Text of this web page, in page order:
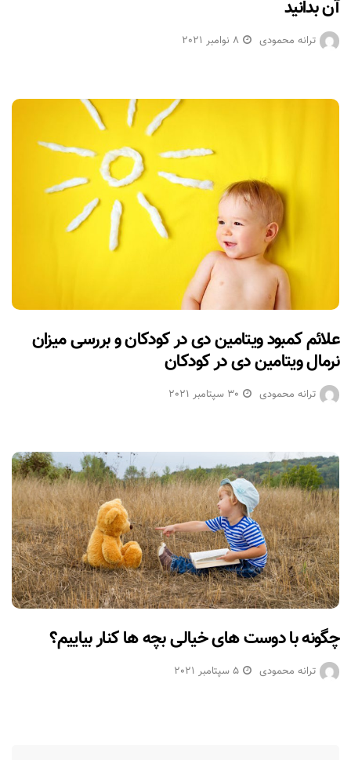
آن بدانید
ترانه محمودی 8 نوامبر 2021
علائم کمبود ویتامین دی در کودکان و بررسی میزان
نرمال ویتامین دی در کودکان
ترانه محمودی 30 سپتامبر 2021
چگونه با دوست های خیالی بچه ها کنار بیاییم؟
ترانه محمودی 5 سپتامبر 2021